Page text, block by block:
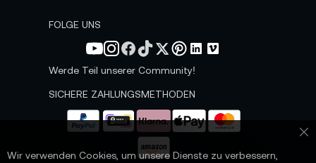
s
e
FOLGE UNS
Werde Teil unserer Community!
SICHERE ZAHLUNGSMETHODEN
Wir verwenden Cookies, um unsere Dienste zu verbessern,